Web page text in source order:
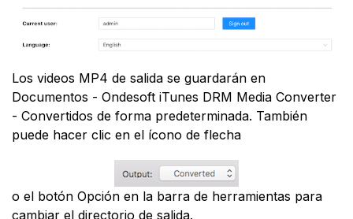
Los videos MP4 de salida se guardarán en
Documentos - Ondesoft iTunes DRM Media Converter
- Convertidos de forma predeterminada. También
puede hacer clic en el ícono de flecha
o el botón Opción en la barra de herramientas para
cambiar el directorio de salida.